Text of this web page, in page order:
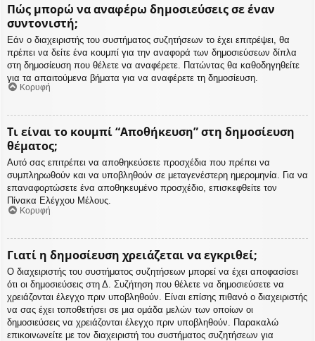
Πώς μπορώ να αναφέρω δημοσιεύσεις σε έναν
συντονιστή;
Εάν ο διαχειριστής του συστήματος συζητήσεων το έχει επιτρέψει, θα
πρέπει να δείτε ένα κουμπί για την αναφορά των δημοσιεύσεων δίπλα
στη δημοσίευση που θέλετε να αναφέρετε. Πατώντας θα καθοδηγηθείτε
για τα απαιτούμενα βήματα για να αναφέρετε τη δημοσίευση.
Κορυφή
Τι είναι το κουμπί “Αποθήκευση” στη δημοσίευση
θέματος;
Αυτό σας επιτρέπει να αποθηκεύσετε προσχέδια που πρέπει να
συμπληρωθούν και να υποβληθούν σε μεταγενέστερη ημερομηνία. Για να
επαναφορτώσετε ένα αποθηκευμένο προσχέδιο, επισκεφθείτε τον
Πίνακα Ελέγχου Μέλους.
Κορυφή
Γιατί η δημοσίευση χρειάζεται να εγκριθεί;
Ο διαχειριστής του συστήματος συζητήσεων μπορεί να έχει αποφασίσει
ότι οι δημοσιεύσεις στη Δ. Συζήτηση που θέλετε να δημοσιεύσετε να
χρειάζονται έλεγχο πριν υποβληθούν. Είναι επίσης πιθανό ο διαχειριστής
να σας έχει τοποθετήσει σε μια ομάδα μελών των οποίων οι
δημοσιεύσεις να χρειάζονται έλεγχο πριν υποβληθούν. Παρακαλώ
επικοινωνείτε με τον διαχειριστή του συστήματος συζητήσεων για